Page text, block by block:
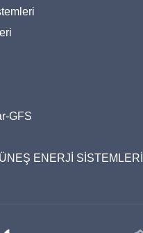
GFS
ENERJİ SİSTEMLERİ